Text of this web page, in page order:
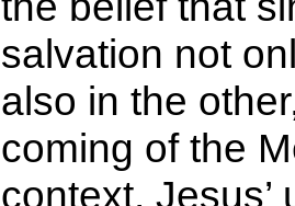
salvation not
also in the
coming of the
context, Jesus’